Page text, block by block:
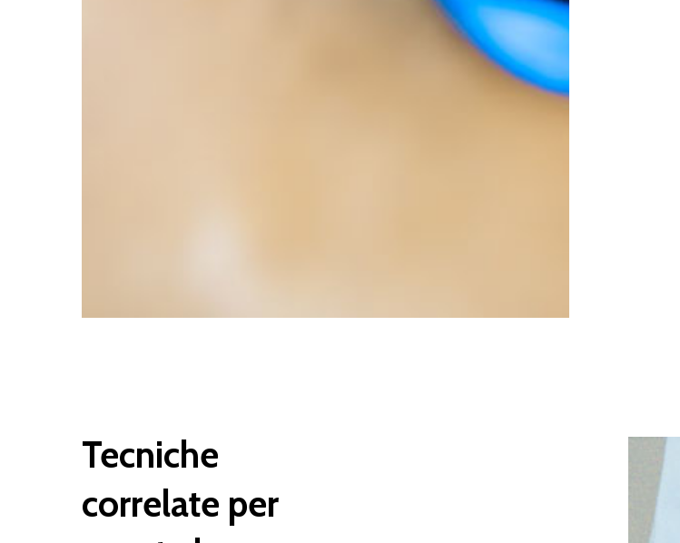
Tecniche
correlate per